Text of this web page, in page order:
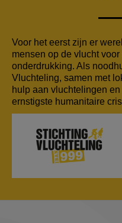
Voor het eerst zijn er
mensen op de vlucht
onderdrukking. Als
Vluchteling, samen met
hulp aan vluchtelingen
ernstigste humanitaire